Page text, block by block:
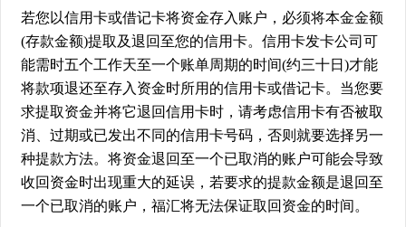
若您以信用卡或借记卡将资金存入账户，必须将本金金额
(存款金额)提取及退回至您的信用卡。信用卡发卡公司可
能需时五个工作天至一个账单周期的时间(约三十日)才能
将款项退还至存入资金时所用的信用卡或借记卡。当您要
求提取资金并将它退回信用卡时，请考虑信用卡有否被取
消、过期或已发出不同的信用卡号码，否则就要选择另一
种提款方法。将资金退回至一个已取消的账户可能会导致
收回资金时出现重大的延误，若要求的提款金额是退回至
一个已取消的账户，福汇将无法保证取回资金的时间。